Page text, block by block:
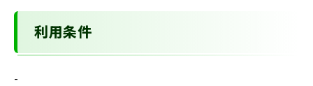
利用条件
-